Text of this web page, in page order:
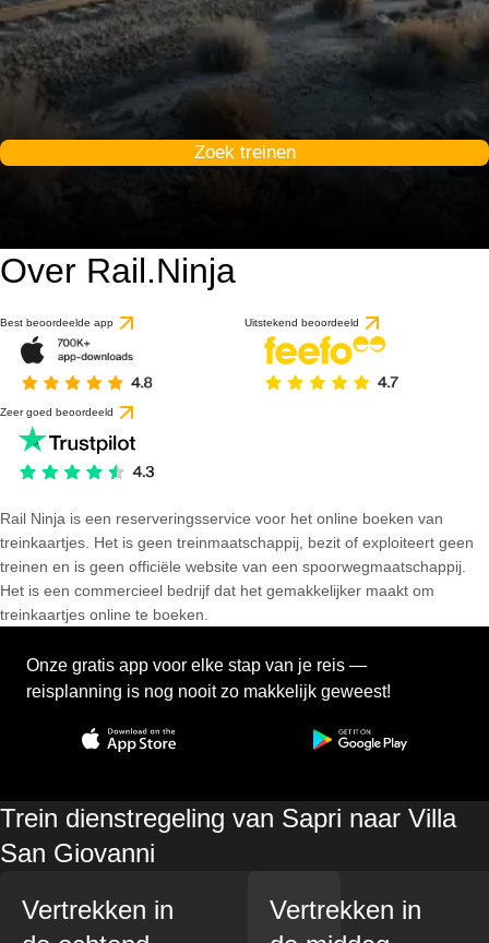
Zoek treinen
Over Rail.Ninja
Best beoordeelde app Uitstekend beoordeeld
Zeer goed beoordeeld
Rail Ninja is een reserveringsservice voor het online boeken van
treinkaartjes. Het is geen treinmaatschappij, bezit of exploiteert geen
treinen en is geen officiële website van een spoorwegmaatschappij.
Het is een commercieel bedrijf dat het gemakkelijker maakt om
treinkaartjes online te boeken.
Onze gratis app voor elke stap van je reis —
reisplanning is nog nooit zo makkelijk geweest!
Trein dienstregeling van Sapri naar Villa
San Giovanni
Vertrekken in
Vertrekken in